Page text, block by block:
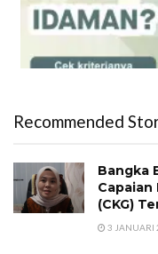
Recommended
Bangka
Capaian
(CKG)
3 JANUARI